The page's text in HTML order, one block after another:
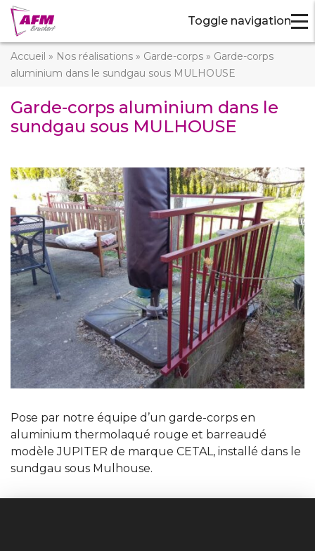
Toggle navigation
Accueil » Nos réalisations » Garde-corps » Garde-corps
aluminium dans le sundgau sous MULHOUSE
Garde-corps aluminium dans le
sundgau sous MULHOUSE
Pose par notre équipe d’un garde-corps en
aluminium thermolaqué rouge et barreaudé
modèle JUPITER de marque CETAL, installé dans le
sundgau sous Mulhouse.